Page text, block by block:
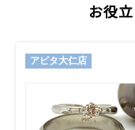
お役
アピタ大仁店